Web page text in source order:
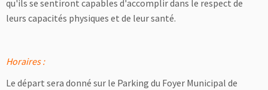
qu'ils se sentiront capables d'accomplir dans le respect de
leurs capacités physiques et de leur santé.
Horaires :
Le départ sera donné sur le Parking du Foyer Municipal de